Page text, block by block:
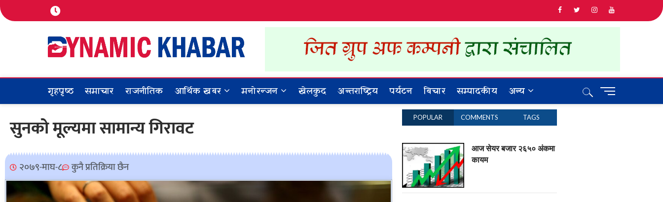
Dynamic Khabar
ALL NEWS IN NEPAL
गृहपृष्ठ समाचार राजनीतिक आर्थिक खबर मनोरन्जन खेलकुद अन्तराष्ट्रिय पर्यटन बिचार सम्पादकीय अन्य
M
सुनको मूल्यमा सामान्य गिरावट
२०७९-माघ-८ कुनै प्रतिक्रिया छैन
POPULAR COMMENTS TAGS
आज सेयर बजार २६५० अंकमा
कायम